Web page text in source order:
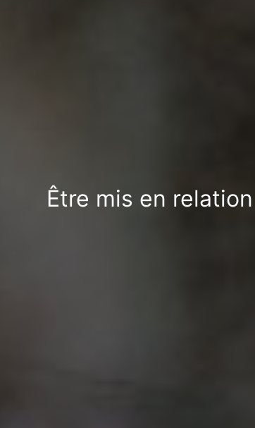
Être mis en